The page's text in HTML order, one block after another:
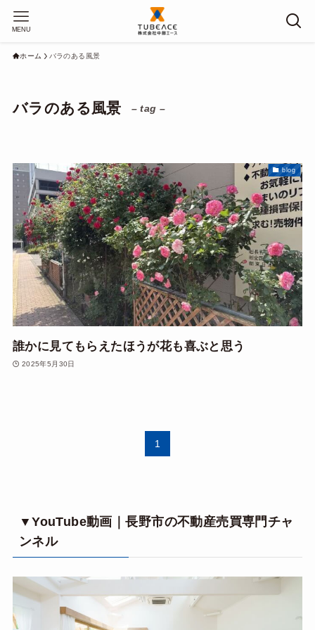
MENU
ホーム バラのある風景
バラのある風景 – tag –
blog
誰かに見てもらえたほうが花も喜ぶと思う
2025年5月30日
1
▼YouTube動画｜長野市の不動産売買専門チャ
ンネル